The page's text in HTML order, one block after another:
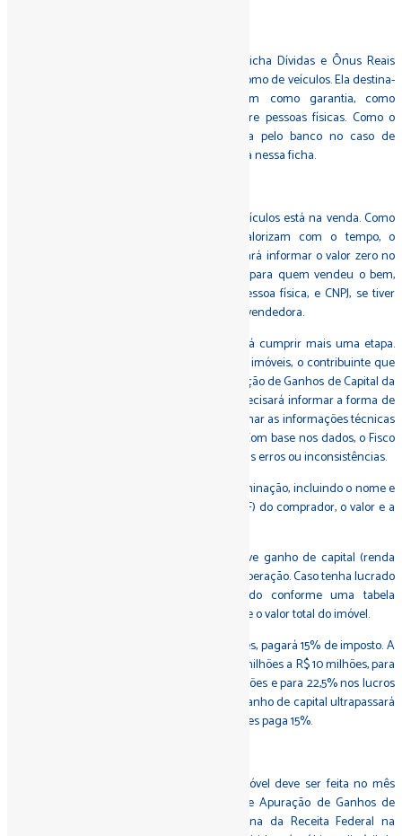
No caso dos financiamentos imobiliários, a ficha Dívidas e Ônus Reais
deve ser ignorada, tanto no caso de imóveis como de veículos. Ela destina-
se somente a dívidas sem nenhum bem como garantia, como
empréstimos bancários ou empréstimos entre pessoas físicas. Como o
imóvel ou carro pode ser tomado de volta pelo banco no caso de
inadimplência, essa operação não se enquadra nessa ficha.
A diferença na declaração entre imóveis e veículos está na venda. Como
os carros e os demais veículos se desvalorizam com o tempo, o
contribuinte não terá ganhos de capital. Bastará informar o valor zero no
campo Situação em 31/12/2021 e especificar para quem vendeu o bem,
informando o CPF, no caso de comprador pessoa física, e CNPJ, se tiver
vendido o carro para uma concessionária e revendedora.
Em relação aos imóveis, o contribuinte deverá cumprir mais uma etapa.
Além da ficha Bens e Direitos, onde listará os imóveis, o contribuinte que
vendeu precisa acessar o Programa de Apuração de Ganhos de Capital da
Receita Federal. Na plataforma, o vendedor precisará informar a forma de
pagamento e o custo do imóvel, além de detalhar as informações técnicas
da propriedade e dados sobre o comprador. Com base nos dados, o Fisco
cruzará as informações para detectar eventuais erros ou inconsistências.
A venda deve ser detalhada no campo Discriminação, incluindo o nome e
o número do Cadastro de Pessoas Físicas (CPF) do comprador, o valor e a
Quem vende imóveis precisa apurar se houve ganho de capital (renda
obtida com a valorização de um ativo) com a operação. Caso tenha lucrado
com a venda, o contribuinte será tributado conforme uma tabela
progressiva, que incide sobre o lucro, não sobre o valor total do imóvel.
Se o lucro imobiliário chegar até a R$ 5 milhões, pagará 15% de imposto. A
alíquota sobe para 17,5% sobre lucros de R$ 5 milhões a R$ 10 milhões, para
20% nos lucros de R$ 10 milhões a R$ 30 milhões e para 22,5% nos lucros
acima de R$ 30 milhões. Como raramente o ganho de capital ultrapassará
R$ 5 milhões, quase a totalidade dos declarantes paga 15%.
A apuração do ganho de capital sobre o imóvel deve ser feita no mês
seguinte à venda, por meio do Programa de Apuração de Ganhos de
Capital 2021 (GCAP2021), disponível na página da Receita Federal na